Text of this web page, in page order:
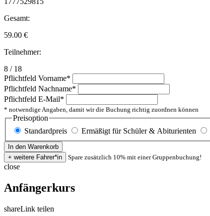
Gesamt:
59.00 €
Teilnehmer:
8 / 18
Pflichtfeld Vorname*
Pflichtfeld Nachname*
Pflichtfeld E-Mail*
* notwendige Angaben, damit wir die Buchung richtig zuordnen können
Preisoption
Standardpreis
Ermäßigt für Schüler & Abiturienten
Spare zusätzlich 10% mit einer Gruppenbuchung!
close
Anfängerkurs
shareLink teilen